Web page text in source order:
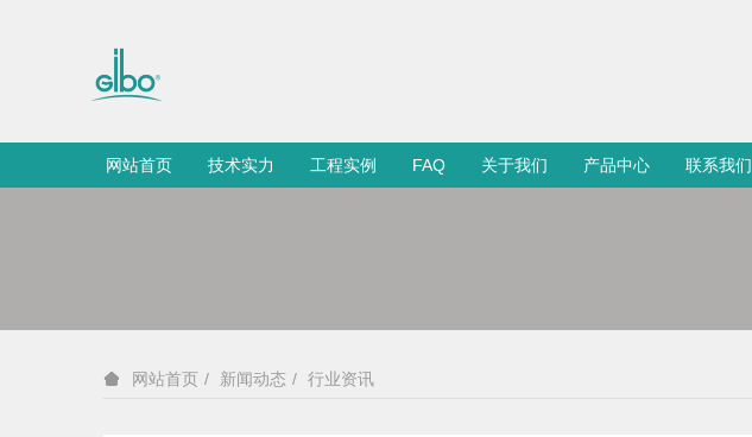
网站首页 技术实力 工程实例 FAQ 关于我们 产品中心 联系我们
网站首页 新闻动态 行业资讯